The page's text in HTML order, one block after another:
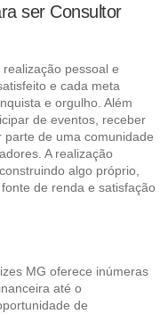
ser Consultor
pessoal e
e cada meta
e orgulho. Além
de eventos, receber
de uma comunidade
A realização
algo próprio,
de renda e satisfação
MG oferece inúmeras
até o
de